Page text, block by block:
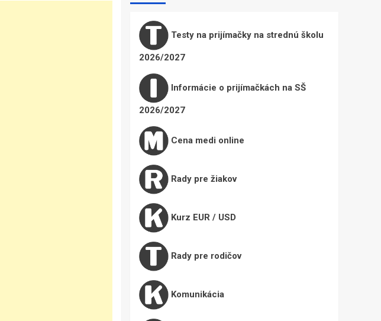
Testy na prijímačky na strednú školu
2026/2027
Informácie o prijímačkách na SŠ
2026/2027
Cena medi online
Rady pre žiakov
Kurz EUR / USD
Rady pre rodičov
Komunikácia